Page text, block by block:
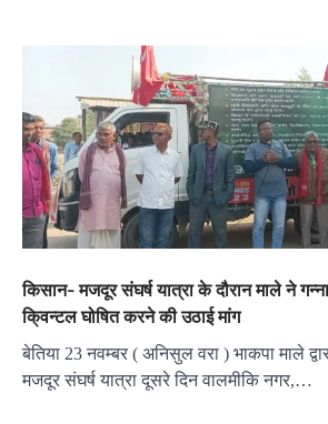
किसान- मजदूर संघर्ष यात्रा के दौरान माले ने
कि्वन्टल घोषित करने की उठाई मांग
बेतिया 23 नवम्बर ( अनिसुल वरा ) भाकपा माले
मजदूर संघर्ष यात्रा दूसरे दिन वालमीकि नगर,…